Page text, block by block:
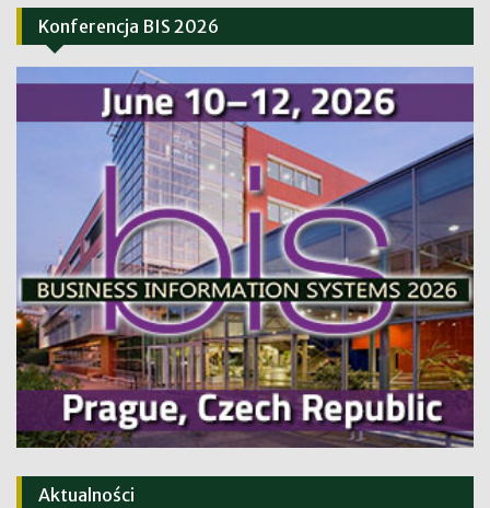
Konferencja BIS 2026
Aktualności